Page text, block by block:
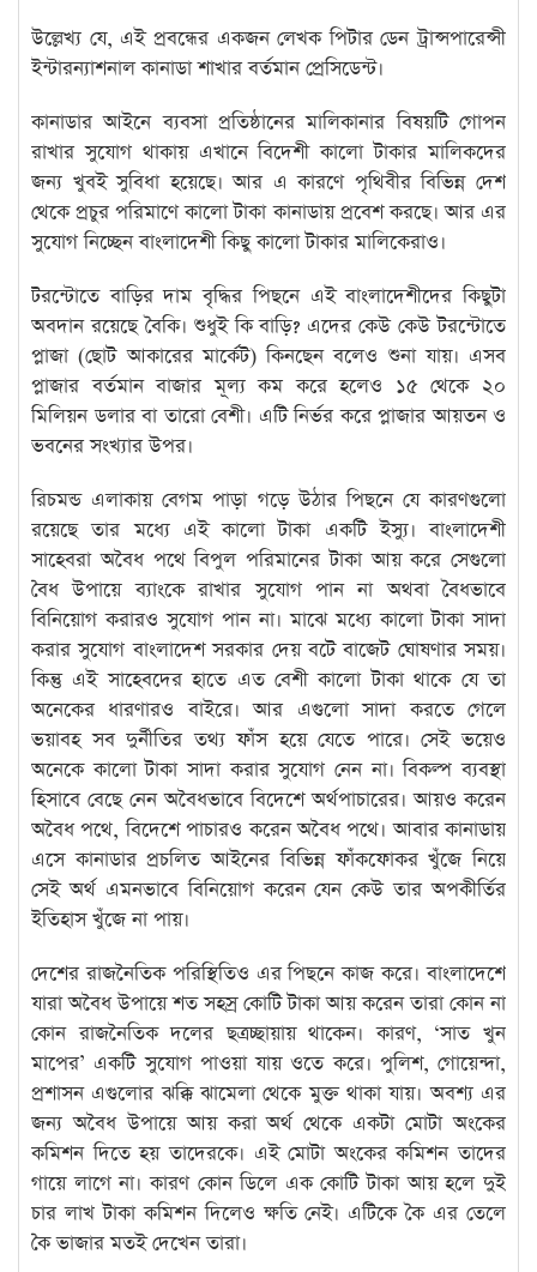
উল্লেখ্য যে, এই প্রবন্ধের একজন লেখক পিটার ডেন ট্রান্সপারেন্সী
ইন্টারন্যাশনাল কানাডা শাখার বর্তমান প্রেসিডেন্ট।
কানাডার আইনে ব্যবসা প্রতিষ্ঠানের মালিকানার বিষয়টি গোপন
রাখার সুযোগ থাকায় এখানে বিদেশী কালো টাকার মালিকদের
জন্য খুবই সুবিধা হয়েছে। আর এ কারণে পৃথিবীর বিভিন্ন দেশ
থেকে প্রচুর পরিমাণে কালো টাকা কানাডায় প্রবেশ করছে। আর এর
সুযোগ নিচ্ছেন বাংলাদেশী কিছু কালো টাকার মালিকেরাও।
টরন্টোতে বাড়ির দাম বৃদ্ধির পিছনে এই বাংলাদেশীদের কিছুটা
অবদান রয়েছে বৈকি। শুধুই কি বাড়ি? এদের কেউ কেউ টরন্টোতে
প্লাজা (ছোট আকারের মার্কেট) কিনছেন বলেও শুনা যায়। এসব
প্লাজার বর্তমান বাজার মূল্য কম করে হলেও ১৫ থেকে ২০
মিলিয়ন ডলার বা তারো বেশী। এটি নির্ভর করে প্লাজার আয়তন ও
ভবনের সংখ্যার উপর।
রিচমন্ড এলাকায় বেগম পাড়া গড়ে উঠার পিছনে যে কারণগুলো
রয়েছে তার মধ্যে এই কালো টাকা একটি ইস্যু। বাংলাদেশী
সাহেবরা অবৈধ পথে বিপুল পরিমানের টাকা আয় করে সেগুলো
বৈধ উপায়ে ব্যাংকে রাখার সুযোগ পান না অথবা বৈধভাবে
বিনিয়োগ করারও সুযোগ পান না। মাঝে মধ্যে কালো টাকা সাদা
করার সুযোগ বাংলাদেশ সরকার দেয় বটে বাজেট ঘোষণার সময়।
কিন্তু এই সাহেবদের হাতে এত বেশী কালো টাকা থাকে যে তা
অনেকের ধারণারও বাইরে। আর এগুলো সাদা করতে গেলে
ভয়াবহ সব দুর্নীতির তথ্য ফাঁস হয়ে যেতে পারে। সেই ভয়েও
অনেকে কালো টাকা সাদা করার সুযোগ নেন না। বিকল্প ব্যবস্থা
হিসাবে বেছে নেন অবৈধভাবে বিদেশে অর্থপাচারের। আয়ও করেন
অবৈধ পথে, বিদেশে পাচারও করেন অবৈধ পথে। আবার কানাডায়
এসে কানাডার প্রচলিত আইনের বিভিন্ন ফাঁকফোকর খুঁজে নিয়ে
সেই অর্থ এমনভাবে বিনিয়োগ করেন যেন কেউ তার অপকীর্তির
ইতিহাস খুঁজে না পায়।
দেশের রাজনৈতিক পরিস্থিতিও এর পিছনে কাজ করে। বাংলাদেশে
যারা অবৈধ উপায়ে শত সহস্র কোটি টাকা আয় করেন তারা কোন না
কোন রাজনৈতিক দলের ছত্রচ্ছায়ায় থাকেন। কারণ, ‘সাত খুন
মাপের’ একটি সুযোগ পাওয়া যায় ওতে করে। পুলিশ, গোয়েন্দা,
প্রশাসন এগুলোর ঝক্কি ঝামেলা থেকে মুক্ত থাকা যায়। অবশ্য এর
জন্য অবৈধ উপায়ে আয় করা অর্থ থেকে একটা মোটা অংকের
কমিশন দিতে হয় তাদেরকে। এই মোটা অংকের কমিশন তাদের
গায়ে লাগে না। কারণ কোন ডিলে এক কোটি টাকা আয় হলে দুই
চার লাখ টাকা কমিশন দিলেও ক্ষতি নেই। এটিকে কৈ এর তেলে
কৈ ভাজার মতই দেখেন তারা।